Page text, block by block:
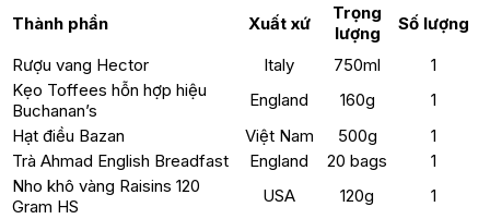
Thành phần Xuất xứ
Trọng
lượng
Số lượng
Rượu vang Hector
Italy 750ml
1
Kẹo Toffees hỗn hợp hiệu
Buchanan’s
England 160g
1
Hạt điều Bazan
Việt Nam 500g
1
Trà Ahmad English Breadfast
England 20 bags
1
Nho khô vàng Raisins 120
Gram HS
USA 120g
1